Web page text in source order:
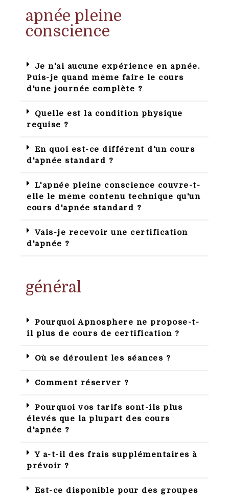
apnée pleine
conscience
Je n'ai aucune expérience en apnée.
Puis-je quand même faire le cours
d'une journée complète ?
Quelle est la condition physique
requise ?
En quoi est-ce différent d'un cours
d'apnée standard ?
L'apnée pleine conscience couvre-t-
elle le même contenu technique qu'un
cours d'apnée standard ?
Vais-je recevoir une certification
d'apnée ?
général
Pourquoi Apnosphere ne propose-t-
il plus de cours de certification ?
Où se déroulent les séances ?
Comment réserver ?
Pourquoi vos tarifs sont-ils plus
élevés que la plupart des cours
d'apnée ?
Y a-t-il des frais supplémentaires à
prévoir ?
Est-ce disponible pour des groupes